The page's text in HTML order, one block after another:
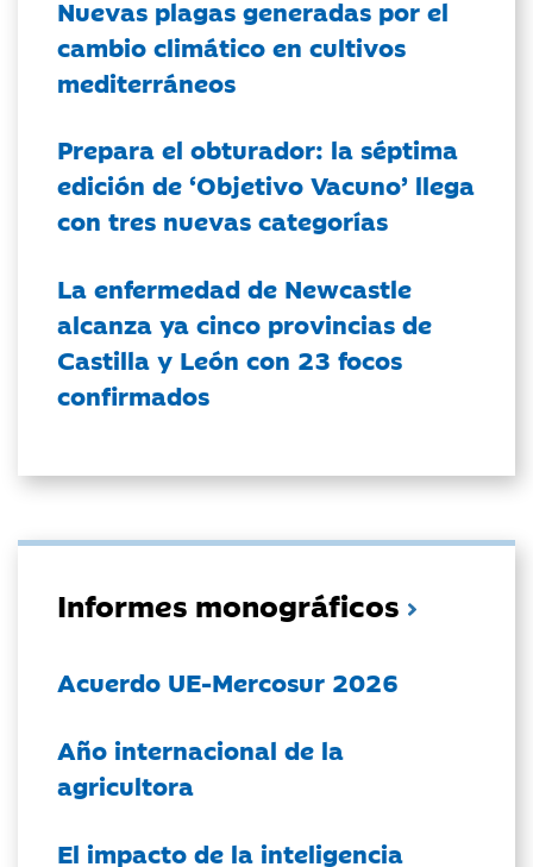
Nuevas plagas generadas por el
cambio climático en cultivos
mediterráneos
Prepara el obturador: la séptima
edición de ‘Objetivo Vacuno’ llega
con tres nuevas categorías
La enfermedad de Newcastle
alcanza ya cinco provincias de
Castilla y León con 23 focos
confirmados
Informes monográficos
Acuerdo UE-Mercosur 2026
Año internacional de la
agricultora
El impacto de la inteligencia